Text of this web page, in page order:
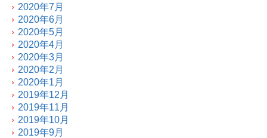
2020年7月
2020年6月
2020年5月
2020年4月
2020年3月
2020年2月
2020年1月
2019年12月
2019年11月
2019年10月
2019年9月